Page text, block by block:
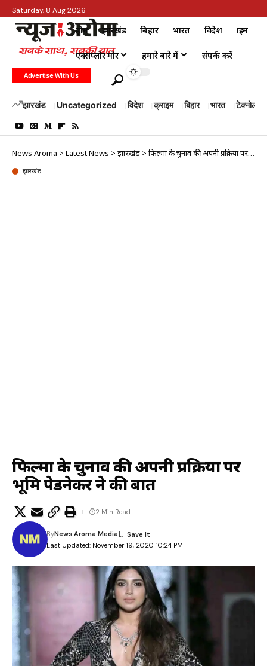
Saturday, 8 Aug 2026
होम झारखंड बिहार भारत विदेश क्राइम
एक्सप्लोर मोर हमारे बारे में संपर्क करें
Advertise With Us
झारखंड Uncategorized विदेश क्राइम बिहार भारत टेक्नोलॉजी
News Aroma > Latest News > झारखंड > फिल्मों के चुनाव की अपनी प्रक्रिया पर भूमि पेडनेकर ने की बात
झारखंड
फिल्मों के चुनाव की अपनी प्रक्रिया पर
भूमि पेडनेकर ने की बात
Last Updated: November 19, 2020 10:24 PM
ByNews Aroma Media
2 Min Read